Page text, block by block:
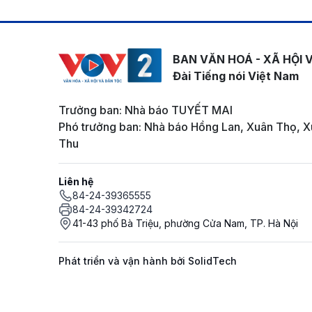
BAN VĂN HOÁ - XÃ HỘI
Đài Tiếng nói Việt Nam
Trưởng ban: Nhà báo TUYẾT MAI
Phó trưởng ban: Nhà báo Hồng Lan, Xuân Thọ,
Thu
Liên hệ
84-24-39365555
84-24-39342724
41-43 phố Bà Triệu, phường Cửa Nam, TP. Hà Nội
Phát triển và vận hành bởi SolidTech